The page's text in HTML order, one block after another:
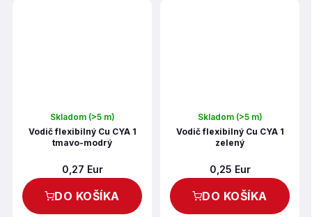
Skladom (>5 m)
Vodič flexibilný Cu CYA 1
tmavo-modrý
0,27 Eur
DO KOŠÍKA
Skladom (>5 m)
Vodič flexibilný Cu CYA 1
zelený
0,25 Eur
DO KOŠÍKA